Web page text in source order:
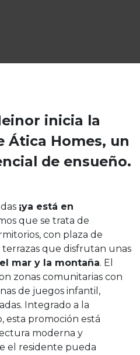
inicia la
Ática Homes, un
de ensueño.
¡ya está en
que se trata de
con plaza de
terrazas que disfrutan unas
mar y la montaña. El
zonas comunitarias con
de juegos infantil,
Integrado a la
esta promoción está
moderna y
el residente pueda